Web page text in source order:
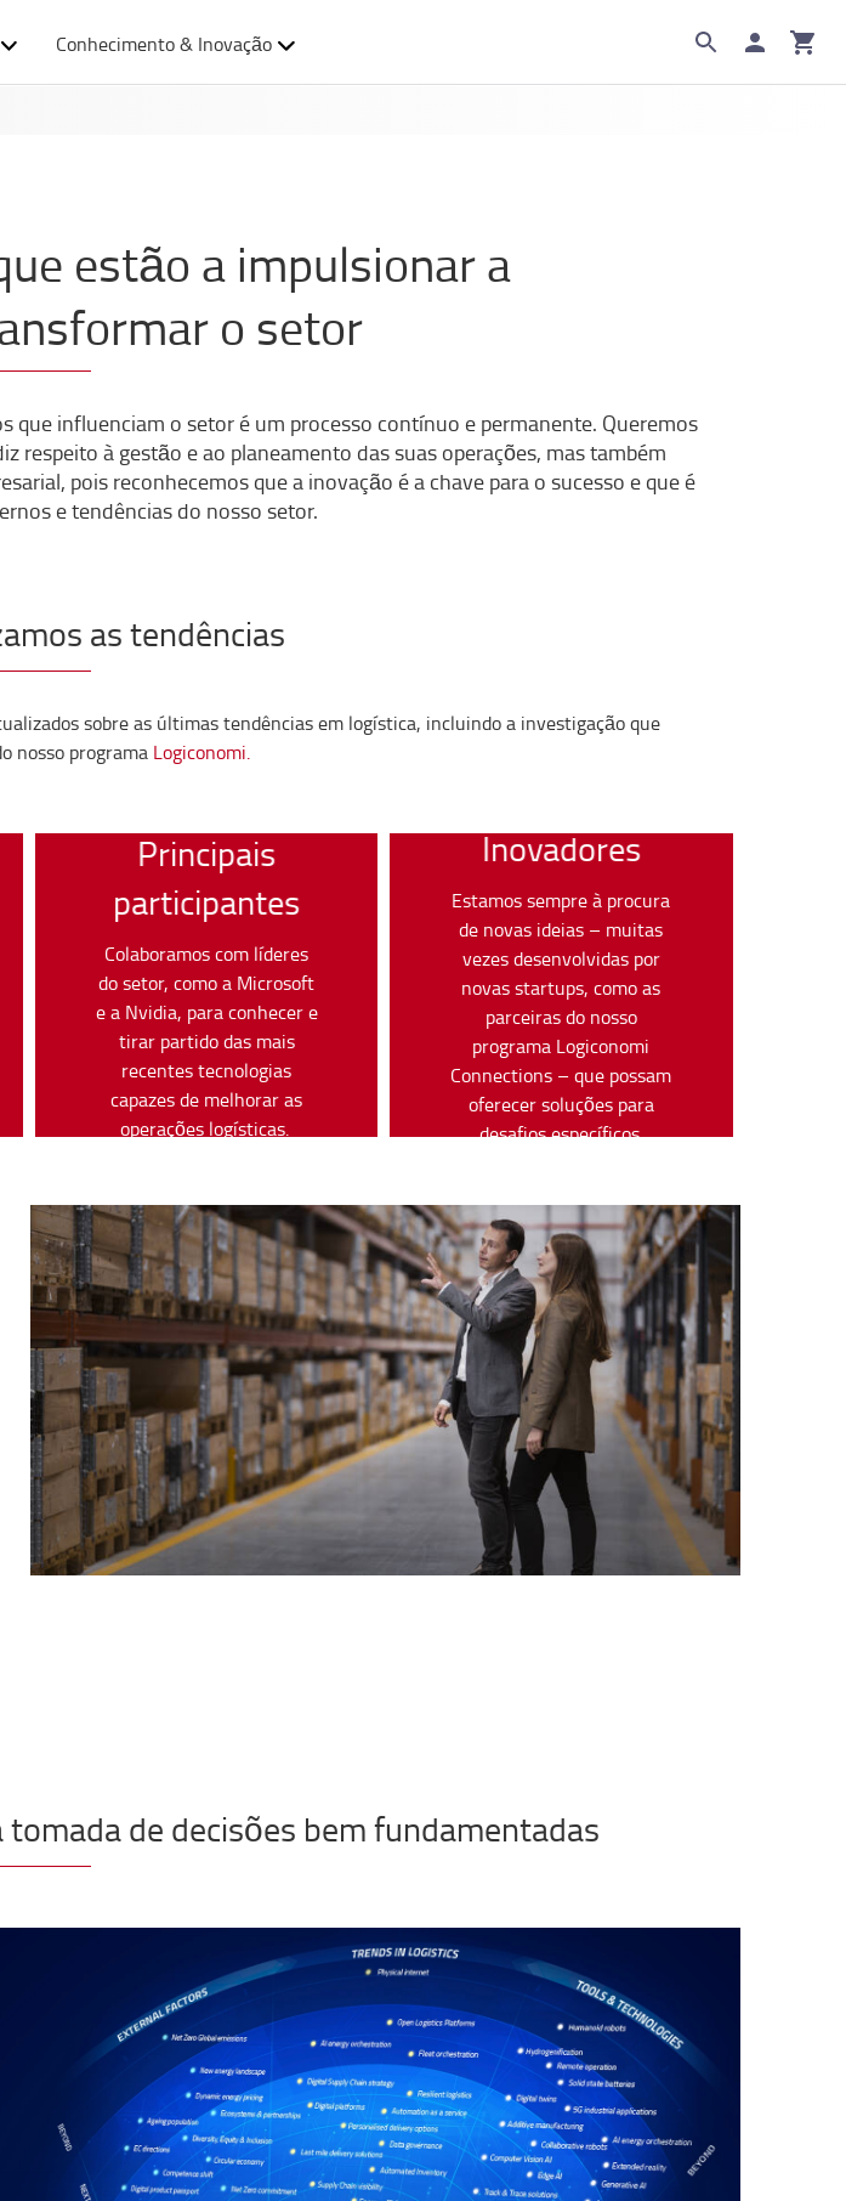
Conhecimento & Inovação
estão a impulsionar a
o setor
que influenciam o setor é um processo contínuo e permanente. Queremos
respeito à gestão e ao planeamento das suas operações, mas também
pois reconhecemos que a inovação é a chave para o sucesso e que é
e tendências do nosso setor.
as tendências
sobre as últimas tendências em logística, incluindo a investigação que
nosso programaLogiconomi.
Principais
participantes
Colaboramos com líderes
do setor, como a Microsoft
e a Nvidia, para conhecer e
tirar partido das mais
recentes tecnologias
capazes de melhorar as
operações logísticas.
Inovadores
Estamos sempre à procura
de novas ideias – muitas
vezes desenvolvidas por
novas startups, como as
parceiras do nosso
programa Logiconomi
Connections – que possam
oferecer soluções para
desafios específicos.
de decisões bem fundamentadas